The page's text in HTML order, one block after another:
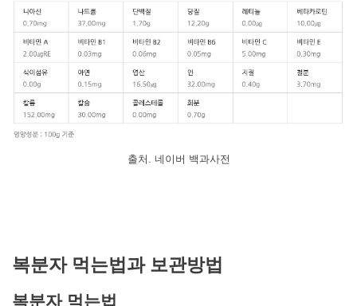
출처. 네이버 백과사전
복분자 먹는법과 보관방법
복분자 먹는법